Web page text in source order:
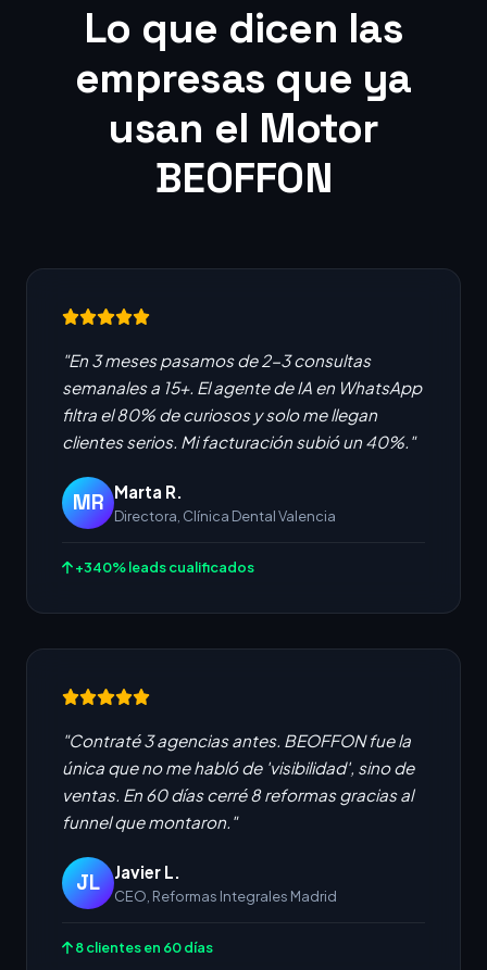
Lo que dicen las
empresas que ya
usan el Motor
BEOFFON
"En 3 meses pasamos de 2-3 consultas
semanales a 15+. El agente de IA en WhatsApp
filtra el 80% de curiosos y solo me llegan
clientes serios. Mi facturación subió un 40%."
MR Marta R.
Directora, Clínica Dental Valencia
+340% leads cualificados
"Contraté 3 agencias antes. BEOFFON fue la
única que no me habló de 'visibilidad', sino de
ventas. En 60 días cerré 8 reformas gracias al
funnel que montaron."
JL Javier L.
CEO, Reformas Integrales Madrid
8 clientes en 60 días